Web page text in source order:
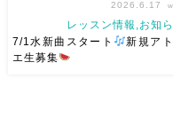
2026.6.17
レッスン情報,お知
7/1水新曲スタート
新規アト
エ生募集